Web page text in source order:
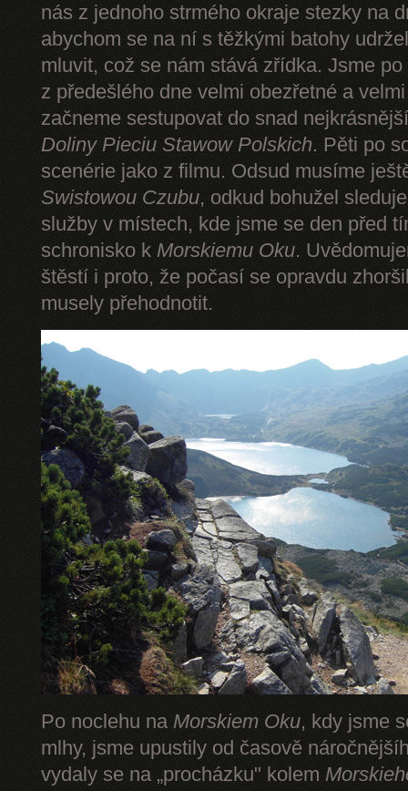
nás z jednoho strmého okraje stezky na
abychom se na ní s těžkými batohy
mluvit, což se nám stává zřídka. Jsme
z předešlého dne velmi obezřetné a
začneme sestupovat do snad
Doliny Pieciu Stawow Polskich. Pěti po
scenérie jako z filmu. Odsud musíme
Swistowou Czubu, odkud bohužel
služby v místech, kde jsme se den před
schronisko k Morskiemu Oku.
štěstí i proto, že počasí se opravdu
musely přehodnotit.
Po noclehu na Morskiem Oku, kdy jsme
mlhy, jsme upustily od časově
vydaly se na „procházku" kolem